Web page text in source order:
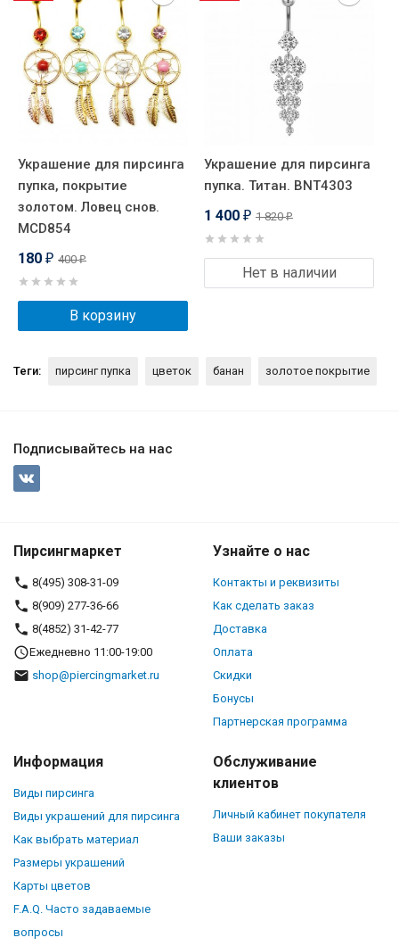
Украшение для пирсинга
пупка, покрытие
золотом. Ловец снов.
MCD854
180 ₽ 400₽
В корзину
Украшение для пирсинга
пупка. Титан. BNT4303
1 400 ₽ 1 820₽
Нет в наличии
Теги: пирсинг пупка цветок банан золотое покрытие
Подписывайтесь на нас
Пирсингмаркет
8(495) 308-31-09
8(909) 277-36-66
8(4852) 31-42-77
Ежедневно 11:00-19:00
shop@piercingmarket.ru
Узнайте о нас
Контакты и реквизиты
Как сделать заказ
Доставка
Оплата
Скидки
Бонусы
Партнерская программа
Информация
Виды пирсинга
Виды украшений для пирсинга
Как выбрать материал
Размеры украшений
Карты цветов
F.A.Q. Часто задаваемые
вопросы
Обслуживание
клиентов
Личный кабинет покупателя
Ваши заказы